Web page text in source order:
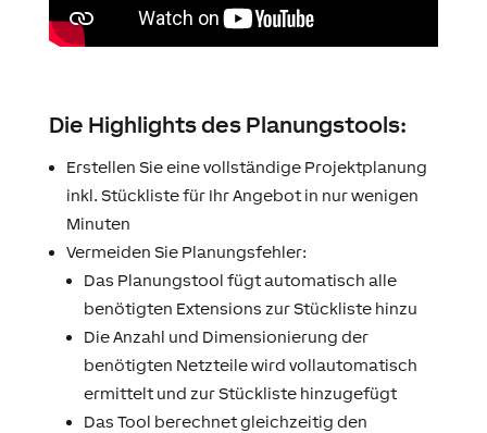
Die Highlights des Planungstools:
Erstellen Sie eine vollständige Projektplanung
inkl. Stückliste für Ihr Angebot in nur wenigen
Minuten
Vermeiden Sie Planungsfehler:
Das Planungstool fügt automatisch alle
benötigten Extensions zur Stückliste hinzu
Die Anzahl und Dimensionierung der
benötigten Netzteile wird vollautomatisch
ermittelt und zur Stückliste hinzugefügt
Das Tool berechnet gleichzeitig den